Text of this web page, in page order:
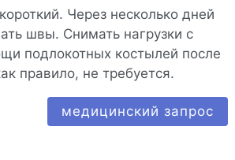
Через несколько дней
швы. Снимать нагрузки с
подлокотных костылей после
правило, не требуется.
медицинский запрос